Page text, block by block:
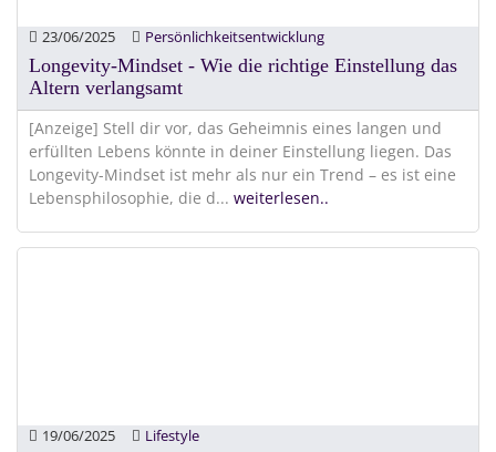
23/06/2025 Persönlichkeitsentwicklung
Longevity-Mindset - Wie die richtige Einstellung das
Altern verlangsamt
[Anzeige] Stell dir vor, das Geheimnis eines langen und
erfüllten Lebens könnte in deiner Einstellung liegen. Das
Longevity-Mindset ist mehr als nur ein Trend – es ist eine
Lebensphilosophie, die d... weiterlesen..
19/06/2025 Lifestyle